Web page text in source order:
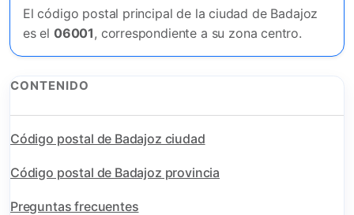
El código postal principal de la ciudad de Badajoz
es el 06001, correspondiente a su zona centro.
CONTENIDO
Código postal de Badajoz ciudad
Código postal de Badajoz provincia
Preguntas frecuentes